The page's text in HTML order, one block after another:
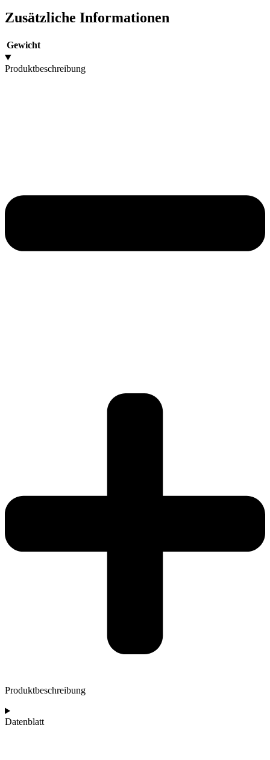
Zusätzliche Informationen
Gewicht
Produktbeschreibung
Produktbeschreibung
Datenblatt